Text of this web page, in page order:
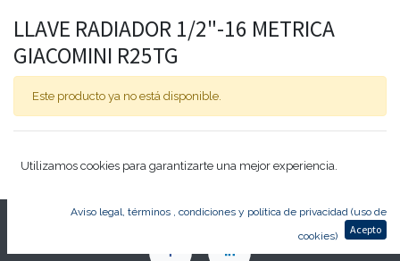
LLAVE RADIADOR 1/2"-16 METRICA
GIACOMINI R25TG
Este producto ya no está disponible.
Utilizamos cookies para garantizarte una mejor experiencia.
Aviso legal, términos , condiciones y política de privacidad (uso de
cookies)
Acepto